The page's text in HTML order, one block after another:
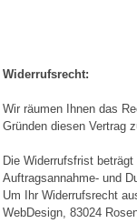
Widerrufsrecht:
Wir räumen Ihnen das
Gründen diesen Vertrag
Die Widerrufsfrist
Auftragsannahme- und
Um Ihr Widerrufsrecht
WebDesign, 83024